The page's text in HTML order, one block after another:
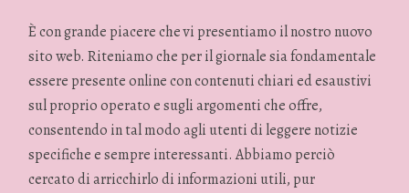
È con grande piacere che vi presentiamo il nostro nuovo
sito web. Riteniamo che per il giornale sia fondamentale
essere presente online con contenuti chiari ed esaustivi
sul proprio operato e sugli argomenti che offre,
consentendo in tal modo agli utenti di leggere notizie
specifiche e sempre interessanti. Abbiamo perciò
cercato di arricchirlo di informazioni utili, pur